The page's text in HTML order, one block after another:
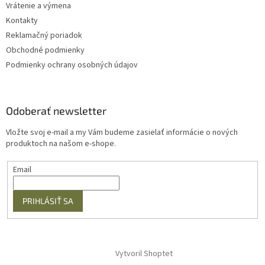
Vrátenie a výmena
Kontakty
Reklamačný poriadok
Obchodné podmienky
Podmienky ochrany osobných údajov
Odoberať newsletter
Vložte svoj e-mail a my Vám budeme zasielať informácie o nových
produktoch na našom e-shope.
Email
PRIHLÁSIŤ SA
Vytvoril Shoptet